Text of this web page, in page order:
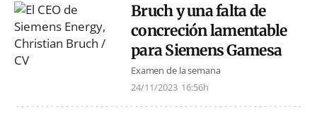
Bruch y una falta de
concreción lamentable
para Siemens Gamesa
Examen de la semana
24/11/2023 16:56h